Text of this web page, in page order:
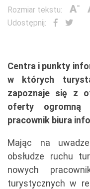
Rozmiar tekstu: A-
Udostępnij:
Centra i punkty
w których
zapoznaje się z
oferty ogromną
pracownik biura
Mając na
obsłudze ruchu
nowych
turystycznych w